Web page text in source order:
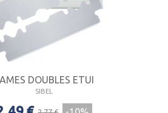
DOUBLES ETUI
SIBEL